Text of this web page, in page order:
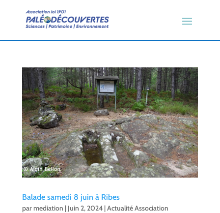
Balade samedi 8 juin à Ribes
parmediation | Juin 2, 2024|Actualité Association